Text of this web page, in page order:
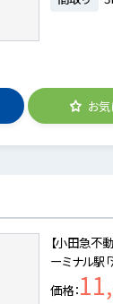
お
【小田急不
ーミナル駅
価格